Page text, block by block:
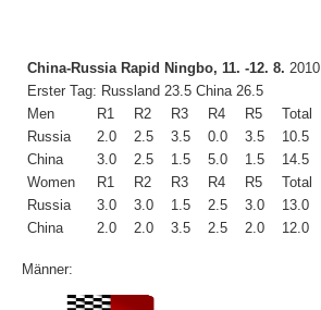
China-Russia Rapid Ningbo, 11. -12. 8.2010
Erster Tag: Russland 23.5 China 26.5
Men
R1 R2 R3 R4 R5
Total
Russia
2.0 2.5 3.5 0.0 3.5
10.5
China
3.0 2.5 1.5 5.0 1.5
14.5
Women
R1 R2 R3 R4 R5
Total
Russia
3.0 3.0 1.5 2.5 3.0
13.0
China
2.0 2.0 3.5 2.5 2.0 12.0
Männer: